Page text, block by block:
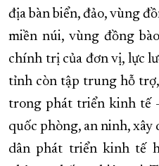
địa bàn biển, đảo, vùng
miền núi, vùng đồng
chính trị của đơn vị, lực
tỉnh còn tập trung hỗ
trong phát triển kinh tế
quốc phòng, an ninh,
dân phát triển kinh tế